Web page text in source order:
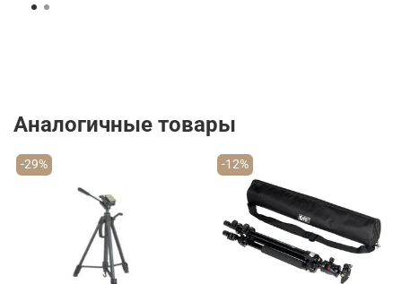
Аналогичные товары
-29% -12%